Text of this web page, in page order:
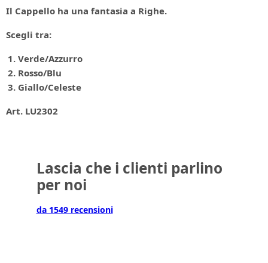
Il Cappello ha una fantasia a Righe.
Scegli tra:
Verde/Azzurro
Rosso/Blu
Giallo/Celeste
Art. LU2302
Lascia che i clienti parlino
per noi
da 1549 recensioni